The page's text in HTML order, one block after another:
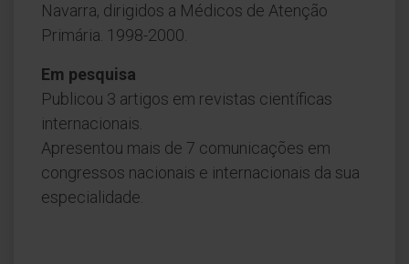
Navarra, dirigidos a Médicos de Atenção
Primária. 1998-2000.
Em pesquisa
Publicou 3 artigos em revistas científicas
internacionais.
Apresentou mais de 7 comunicações em
congressos nacionais e internacionais da sua
especialidade.